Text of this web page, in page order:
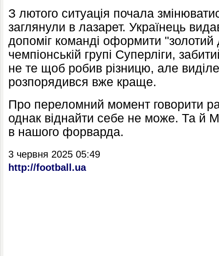
З лютого ситуація почала
заглянули в лазарет. Українець
допоміг команді оформити "золотий
чемпіонській групі Суперліги,
не те щоб робив різницю, але
розпорядився вже краще.
Про переломний момент говорити
однак віднайти себе не може. Та й
в нашого форварда.
3 червня 2025 05:49
http://football.ua